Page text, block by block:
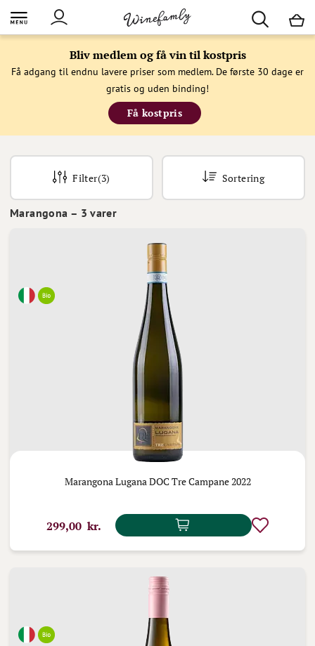
Bliv medlem og få vin til kostpris
Få adgang til endnu lavere priser som medlem. De første 30 dage er
gratis og uden binding!
Få kostpris
Marangona – 3 varer
Filter(3) Sortering
Marangona Lugana DOC Tre Campane 2022
299,00 kr.